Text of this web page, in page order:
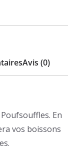
Avis (0)
En
vos boissons